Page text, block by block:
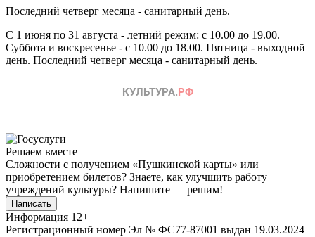
Последний четверг месяца - санитарный день.
С 1 июня по 31 августа - летний режим: с 10.00 до 19.00.
Суббота и воскресенье - с 10.00 до 18.00. Пятница - выходной
день. Последний четверг месяца - санитарный день.
Решаем вместе
Сложности с получением «Пушкинской карты» или
приобретением билетов? Знаете, как улучшить работу
учреждений культуры? Напишите — решим!
Написать
Информация 12+
Регистрационный номер Эл № ФС77-87001 выдан 19.03.2024